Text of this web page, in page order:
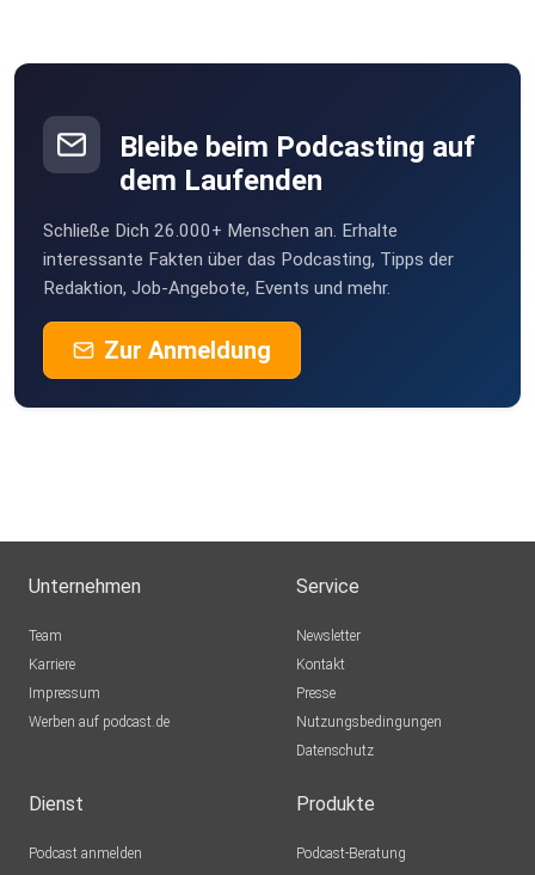
Bleibe beim Podcasting auf
dem Laufenden
Schließe Dich 26.000+ Menschen an. Erhalte
interessante Fakten über das Podcasting, Tipps der
Redaktion, Job-Angebote, Events und mehr.
Zur Anmeldung
Unternehmen
Team
Karriere
Impressum
Werben auf podcast.de
Service
Newsletter
Kontakt
Presse
Nutzungsbedingungen
Datenschutz
Dienst
Podcast anmelden
Produkte
Podcast-Beratung